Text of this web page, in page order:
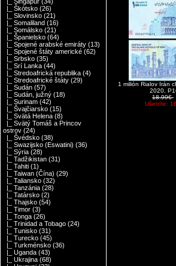
|_ Škótsko (26)
|_ Slovinsko (21)
|_ Somaliland (16)
|_ Somálsko (21)
|_ Španielsko (64)
|_ Spojené arabské emiráty (13)
|_ Spojené štáty americké (62)
|_ Srbsko (35)
|_ Srí Lanka (44)
|_ Stredoafrická republika (4)
|_ Stredoafrické štáty (29)
|_ Sudán (57)
|_ Sudán, južný (18)
|_ Surinam (42)
|_ Švajčiarsko (15)
|_ Svätá Helena (8)
|_ Svätý Tomáš a Princov
ostrov (24)
|_ Švédsko (38)
|_ Swazijsko (Eswatini) (36)
|_ Sýria (28)
|_ Tadžikistan (31)
|_ Tahiti (1)
|_ Taiwan (Čína) (29)
|_ Taliansko (32)
|_ Tanzánia (28)
|_ Tatársko (2)
|_ Thajsko (54)
|_ Timor (3)
|_ Tonga (26)
|_ Trinidad a Tobago (24)
|_ Tunisko (31)
|_ Turecko (45)
|_ Turkménsko (36)
|_ Uganda (43)
|_ Ukrajina (68)
1 milión Rialov Irán
2020,
18.99€
Ušetríte: